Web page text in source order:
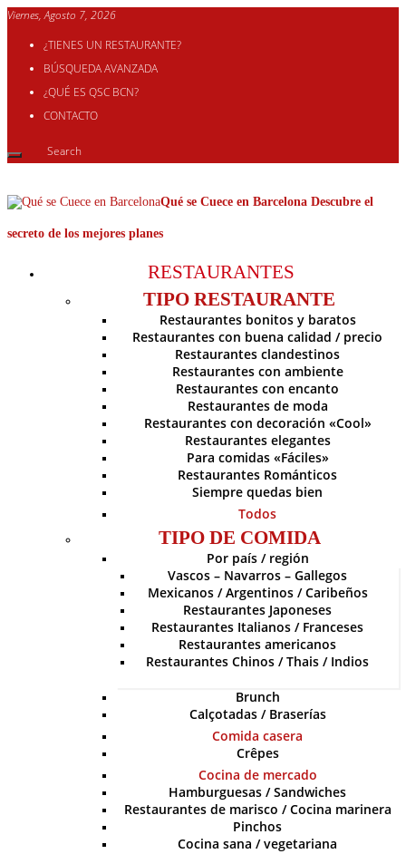
Viernes, Agosto 7, 2026
¿TIENES UN RESTAURANTE?
BÚSQUEDA AVANZADA
¿QUÉ ES QSC BCN?
CONTACTO
Qué se Cuece en Barcelona Descubre el
secreto de los mejores planes
RESTAURANTES
TIPO RESTAURANTE
Restaurantes bonitos y baratos
Restaurantes con buena calidad / precio
Restaurantes clandestinos
Restaurantes con ambiente
Restaurantes con encanto
Restaurantes de moda
Restaurantes con decoración «Cool»
Restaurantes elegantes
Para comidas «Fáciles»
Restaurantes Románticos
Siempre quedas bien
Todos
TIPO DE COMIDA
Por país / región
Vascos – Navarros – Gallegos
Mexicanos / Argentinos / Caribeños
Restaurantes Japoneses
Restaurantes Italianos / Franceses
Restaurantes americanos
Restaurantes Chinos / Thais / Indios
Brunch
Calçotadas / Braserías
Comida casera
Crêpes
Cocina de mercado
Hamburguesas / Sandwiches
Restaurantes de marisco / Cocina marinera
Pinchos
Cocina sana / vegetariana